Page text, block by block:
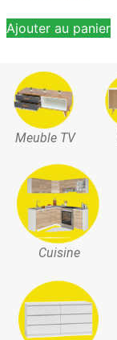
Ajouter au panier
Meuble TV
Cuisine